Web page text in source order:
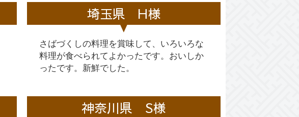
埼玉県 H様
さばづくしの料理を賞味して、いろいろな
料理が食べられてよかったです。おいしか
ったです。新鮮でした。
神奈川県 S様